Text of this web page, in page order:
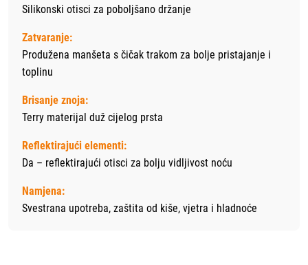
Silikonski otisci za poboljšano držanje
Zatvaranje:
Produžena manšeta s čičak trakom za bolje pristajanje i
toplinu
Brisanje znoja:
Terry materijal duž cijelog prsta
Reflektirajući elementi:
Da – reflektirajući otisci za bolju vidljivost noću
Namjena:
Svestrana upotreba, zaštita od kiše, vjetra i hladnoće